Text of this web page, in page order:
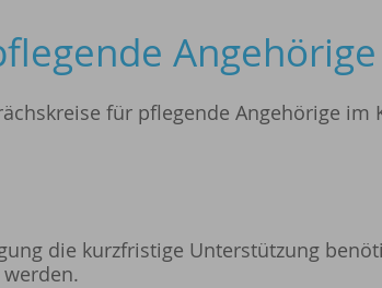
Angehörige
für pflegende Angehörige im
die kurzfristige Unterstützung